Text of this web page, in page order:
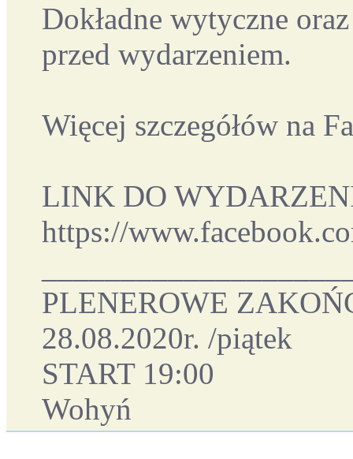
Dokładne wytyczne
przed wydarzeniem.
Więcej szczegółów na
LINK DO
https://
PLENEROWE
28.08.2020r. /piątek
START 19:00
Wohyń